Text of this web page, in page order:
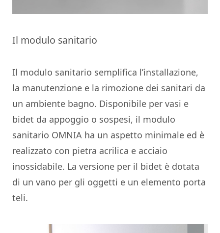
Il modulo sanitario
Il modulo sanitario semplifica l’installazione,
la manutenzione e la rimozione dei sanitari da
un ambiente bagno. Disponibile per vasi e
bidet da appoggio o sospesi, il modulo
sanitario OMNIA ha un aspetto minimale ed è
realizzato con pietra acrilica e acciaio
inossidabile. La versione per il bidet è dotata
di un vano per gli oggetti e un elemento porta
teli.